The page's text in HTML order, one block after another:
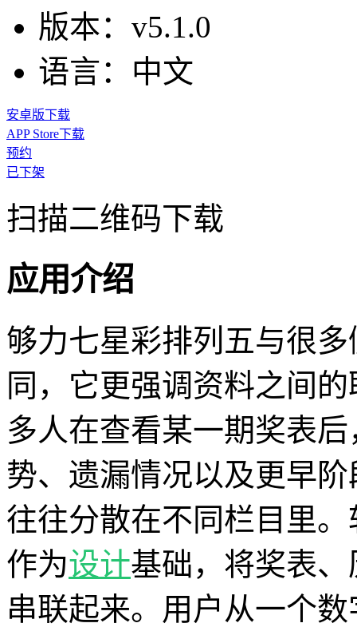
版本： v5.1.0
语言： 中文
安卓版下载
APP Store下载
预约
已下架
扫描二维码下载
应用介绍
够力七星彩排列五与很
同，它更强调资料之间
多人在查看某一期奖表
势、遗漏情况以及更早
往往分散在不同栏目里
作为设计基础，将奖表
串联起来。用户从一个